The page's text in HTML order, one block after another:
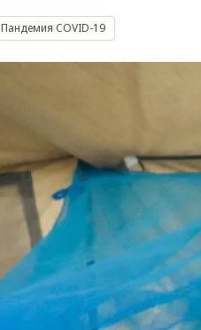
Пандемия COVID-19